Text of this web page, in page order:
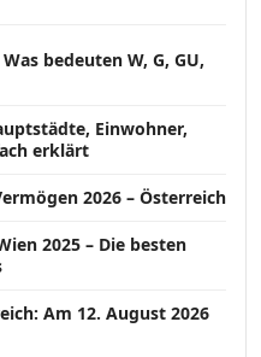
bedeuten W, G, GU,
Einwohner,
erklärt
2026 – Österreich
2025 – Die besten
Am 12. August 2026